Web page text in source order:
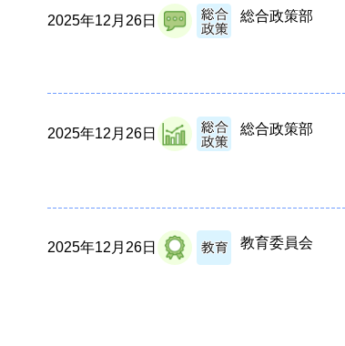
2025年12月26日 総合政策部
2025年12月26日 総合政策部
2025年12月26日 教育委員会